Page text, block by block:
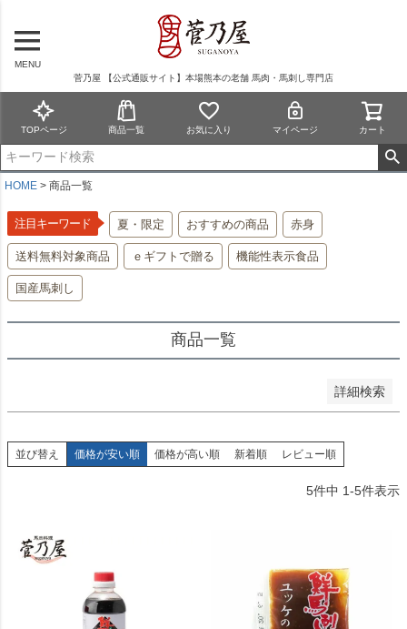
MENU
菅乃屋 【公式通販サイト】本場熊本の老舗 馬肉・馬刺し専門店
TOPページ 商品一覧 お気に入り マイページ カート
HOME 商品一覧
注目キーワード 夏・限定 おすすめの商品 赤身
送料無料対象商品 ｅギフトで贈る 機能性表示食品
国産馬刺し
商品一覧
詳細検索
商品番号/JANコード
予約商品
予約商品のみを表示
並び順
登録順
価格が安い順
価格が高い順
優先度順
レビュー順
検索
並び替え 価格が安い順 価格が高い順 新着順 レビュー順
5件中 1-5件表示